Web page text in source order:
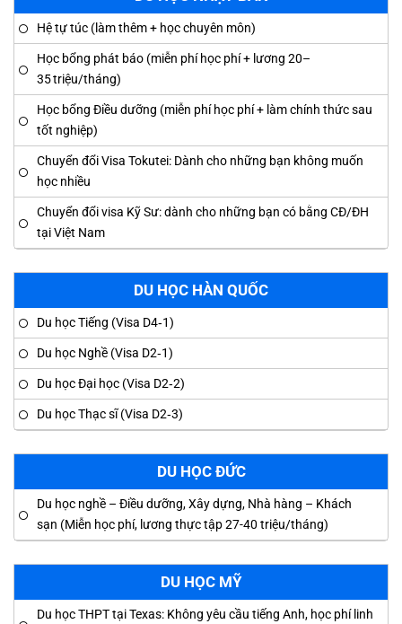
Hệ tự túc (làm thêm + học chuyên môn)
Học bổng phát báo (miễn phí học phí + lương 20–
35 triệu/tháng)
Học bổng Điều dưỡng (miễn phí học phí + làm chính thức sau
tốt nghiệp)
Chuyển đổi Visa Tokutei: Dành cho những bạn không muốn
học nhiều
Chuyển đổi visa Kỹ Sư: dành cho những bạn có bằng CĐ/ĐH
tại Việt Nam
DU HỌC HÀN QUỐC
Du học Tiếng (Visa D4‑1)
Du học Nghề (Visa D2‑1)
Du học Đại học (Visa D2‑2)
Du học Thạc sĩ (Visa D2‑3)
DU HỌC ĐỨC
Du học nghề – Điều dưỡng, Xây dựng, Nhà hàng – Khách
sạn (Miễn học phí, lương thực tập 27-40 triệu/tháng)
DU HỌC MỸ
Du học THPT tại Texas: Không yêu cầu tiếng Anh, học phí linh